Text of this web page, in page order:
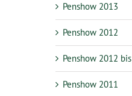
Penshow 2013
Penshow 2012
Penshow 2012 bis
Penshow 2011